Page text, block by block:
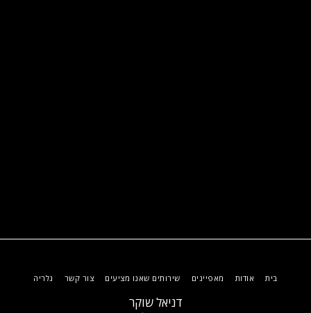
דניאל שוקר
בית אודות מאפיינים שירותים שאנו מציעים צור קשר גלריה